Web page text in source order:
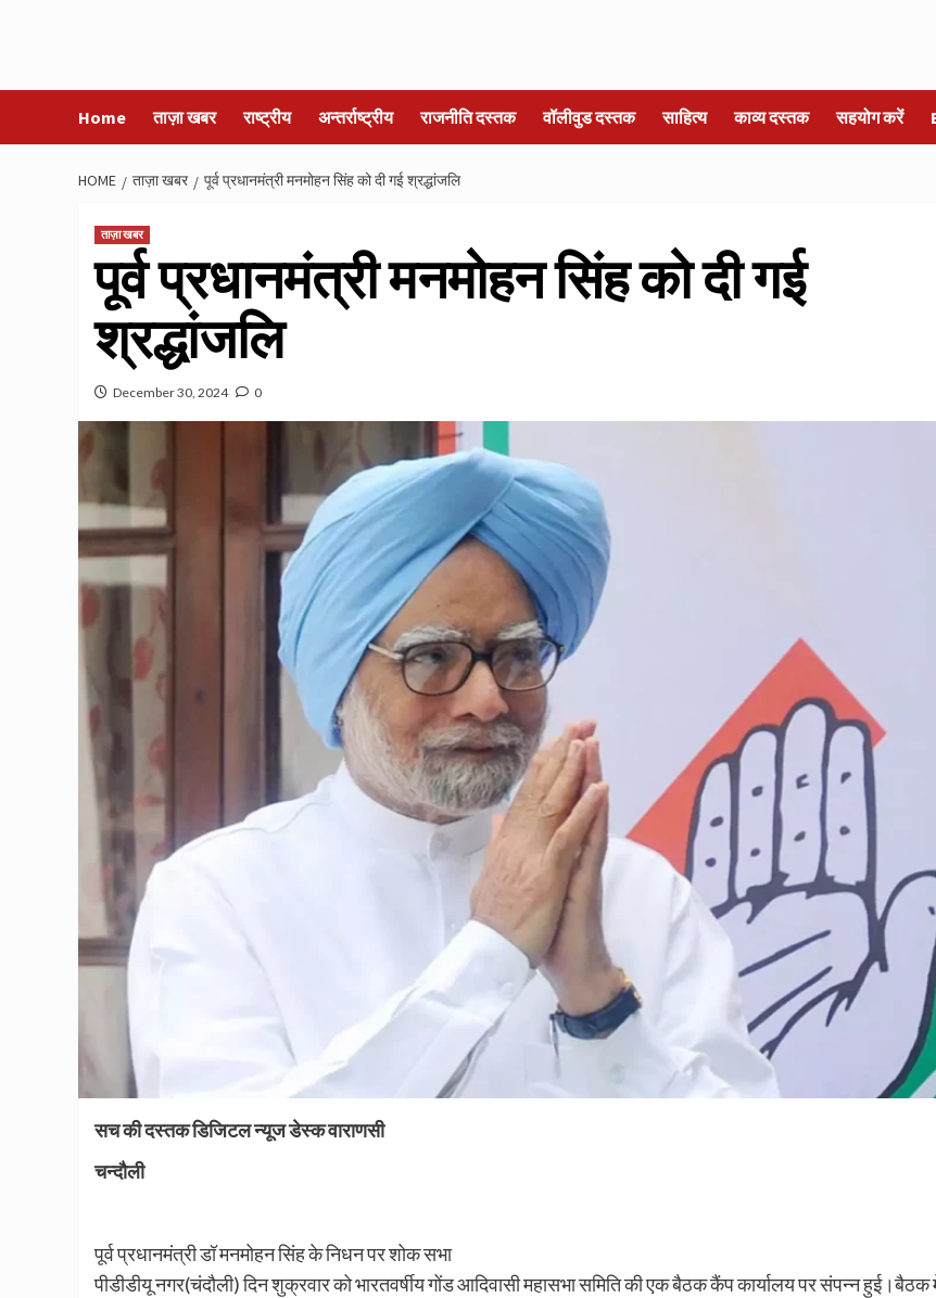
Home ताज़ा खबर राष्ट्रीय अन्तर्राष्ट्रीय राजनीति दस्तक वॉलीवुड दस्तक साहित्य काव्य दस्तक सहयोग करें
HOME ताज़ा खबर पूर्व प्रधानमंत्री मनमोहन सिंह को दी गई श्रद्धांजलि
ताज़ा खबर
पूर्व प्रधानमंत्री मनमोहन सिंह को दी गई
श्रद्धांजलि
December 30, 2024 0
सच की दस्तक डिजिटल न्यूज डेस्क वाराणसी
चन्दौली
पूर्व प्रधानमंत्री डॉ मनमोहन सिंह के निधन पर शोक सभा
पीडीडीयू नगर(चंदौली) दिन शुक्रवार को भारतवर्षीय गोंड आदिवासी महासभा समिति की एक बैठक कैंप कार्यालय पर संपन्न हुई।बैठक